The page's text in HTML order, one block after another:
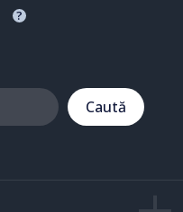
?
Caută